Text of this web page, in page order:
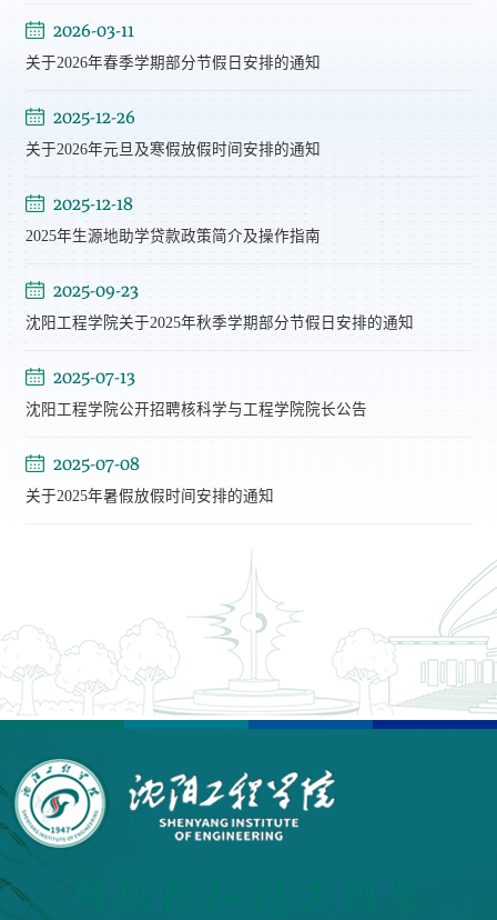
2026-03-11
关于2026年春季学期部分节假日安排的通知
2025-12-26
关于2026年元旦及寒假放假时间安排的通知
2025-12-18
2025年生源地助学贷款政策简介及操作指南
2025-09-23
沈阳工程学院关于2025年秋季学期部分节假日安排的通知
2025-07-13
沈阳工程学院公开招聘核科学与工程学院院长公告
2025-07-08
关于2025年暑假放假时间安排的通知